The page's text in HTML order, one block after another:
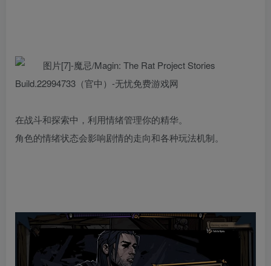
在战斗和探索中，利用情绪管理你的精华。
角色的情绪状态会影响剧情的走向和各种玩法机制。